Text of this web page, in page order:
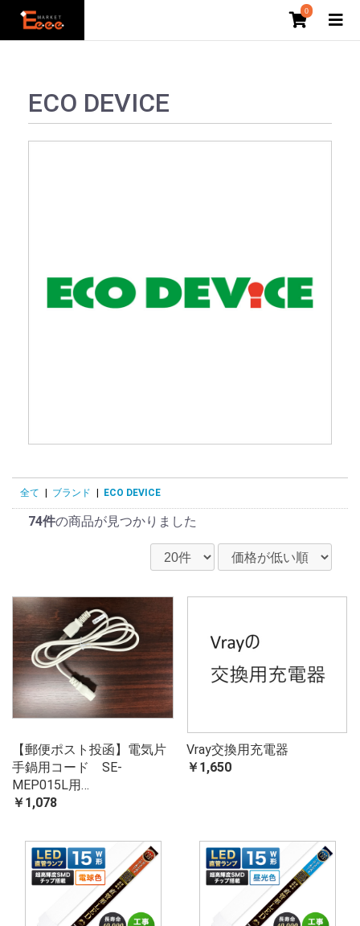
0
ECO DEVICE
全て ブランド ECO DEVICE
74件の商品が見つかりました
【郵便ポスト投函】電気片
手鍋用コード SE-
MEP015L用…
￥1,078
Vray交換用充電器
￥1,650